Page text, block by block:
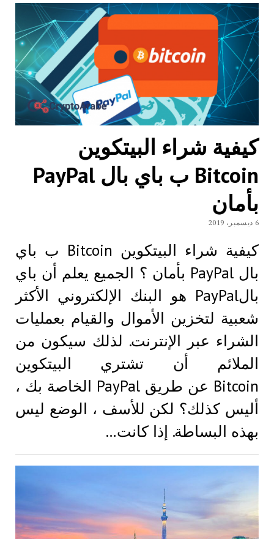
كيفية شراء البيتكوين
Bitcoin ب باي بال PayPal
بأمان
6 ديسمبر، 2019
كيفية شراء البيتكوين Bitcoin ب باي
بال PayPal بأمان ؟ الجميع يعلم أن باي
بالPayPal هو البنك الإلكتروني الأكثر
شعبية لتخزين الأموال والقيام بعمليات
الشراء عبر الإنترنت. لذلك سيكون من
الملائم أن تشتري البيتكوين
Bitcoin عن طريق PayPal الخاصة بك ،
أليس كذلك؟ لكن للأسف ، الوضع ليس
بهذه البساطة. إذا كانت…